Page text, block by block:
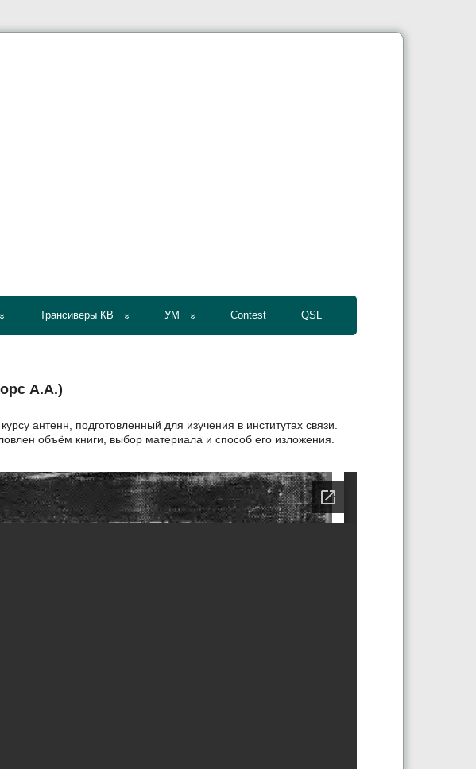
Трансиверы КВ УМ Contest QSL
А.А.)
антенн, подготовленный для изучения в институтах связи.
объём книги, выбор материала и способ его изложения.